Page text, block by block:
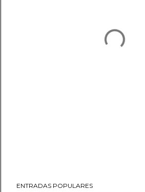
ENTRADAS POPULARES